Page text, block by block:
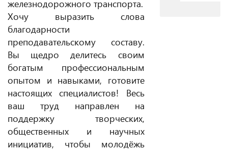
железнодорожного транспорта.
Хочу выразить слова
благодарности
преподавательскому составу.
Вы щедро делитесь своим
богатым профессиональным
опытом и навыками, готовите
настоящих специалистов! Весь
ваш труд направлен на
поддержку творческих,
общественных и научных
инициатив, чтобы молодёжь